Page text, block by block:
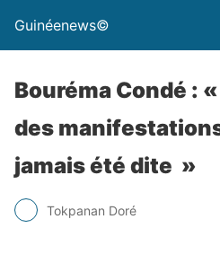
Guinéenews©
Bouréma Condé :
des
jamais été dite »
Tokpanan Doré